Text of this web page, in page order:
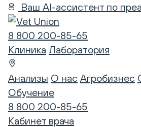
Ваш AI-ассистент по
8 800 200-85-65
Клиника Лаборатория
Анализы О нас Агробизнес
Обучение
8 800 200-85-65
Кабинет врача